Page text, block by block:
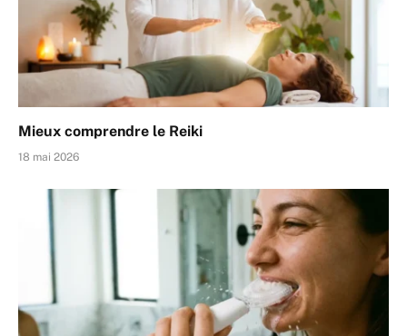
Mieux comprendre le Reiki
18 mai 2026